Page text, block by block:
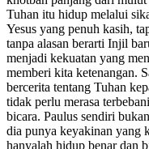
Tuhan itu hidup melalui
Yesus yang penuh kasih,
tanpa alasan berarti Injil
menjadi kekuatan yang
memberi kita ketenangan.
bercerita tentang Tuhan
tidak perlu merasa
bicara. Paulus sendiri
dia punya keyakinan yang
hanyalah hidup benar dan